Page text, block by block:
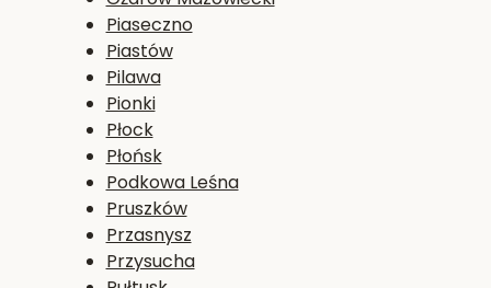
Piaseczno
Piastów
Pilawa
Pionki
Płock
Płońsk
Podkowa Leśna
Pruszków
Przasnysz
Przysucha